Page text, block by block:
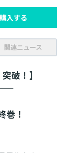
購入する
関連ニュース
破！】
巻！